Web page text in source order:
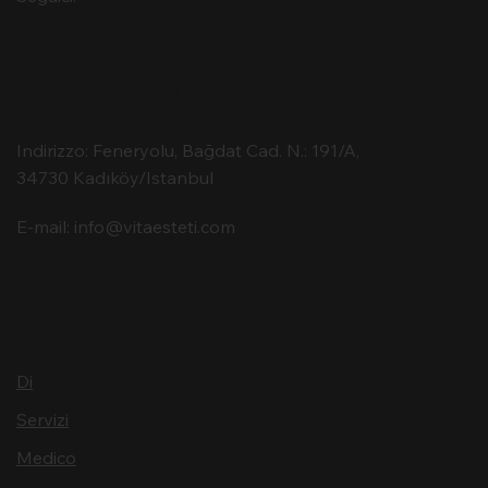
Indirizzo: Feneryolu, Bağdat Cad. N.: 191/A,
34730 Kadıköy/Istanbul
E-mail: info@vitaesteti.com
Di
Servizi
Medico